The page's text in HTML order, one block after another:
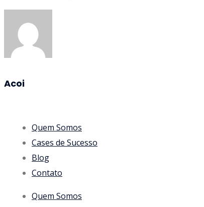
Acoi
Quem Somos
Cases de Sucesso
Blog
Contato
Quem Somos